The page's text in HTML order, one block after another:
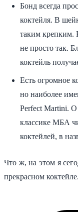
Бонд всегда
коктейля. В
таким крепким.
не просто так.
коктейль
Есть огромное
но наиболее
Perfect Martini.
классике МБА
коктейлей, в
Что ж, на этом я
прекрасном коктейле.